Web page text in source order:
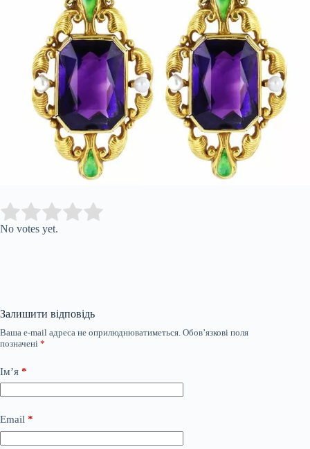
Rate this item:
No votes yet.
Залишити відповідь
Ваша e-mail адреса не оприлюднюватиметься. Обов’язкові поля
позначені *
Ім’я *
Email *